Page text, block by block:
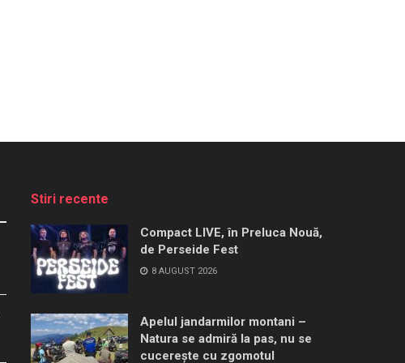
Stiri recente
Compact LIVE, în Preluca Nouă,
de Perseide Fest
8 AUGUST 2026
Apelul jandarmilor montani –
Natura se admiră la pas, nu se
cucerește cu zgomotul